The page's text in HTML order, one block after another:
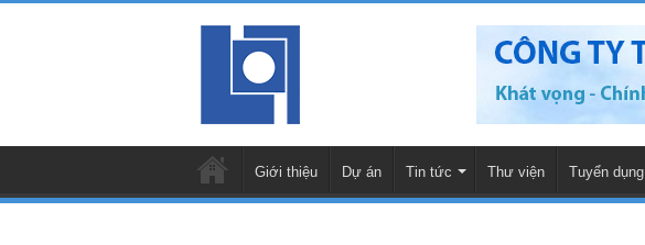
Giới thiệu Dự án Tin tức Thư viện Tuyển dụng